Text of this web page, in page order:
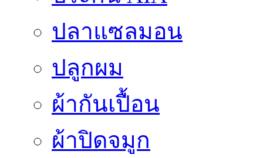
ปลาแซลมอน
ปลูกผม
ผ้ากันเปื้อน
ผ้าปิดจมูก